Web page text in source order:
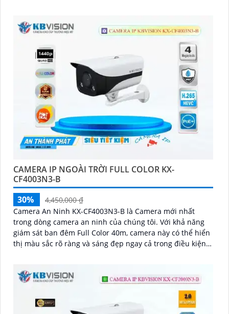
CAMERA IP NGOÀI TRỜI FULL COLOR KX-
CF4003N3-B
30%
4,450,000 ₫
Camera An Ninh KX-CF4003N3-B là Camera mới nhất
trong dòng camera an ninh của chúng tôi. Với khả năng
giám sát ban đêm Full Color 40m, camera này có thể hiển
thị màu sắc rõ ràng và sáng đẹp ngay cả trong điều kiện